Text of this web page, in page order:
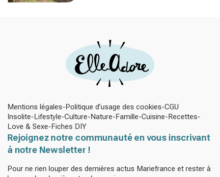
Mentions légales Politique d’usage des cookies CGU
Insolite Lifestyle Culture Nature Famille Cuisine Recettes
Love & Sexe Fiches DIY
Rejoignez notre communauté en vous inscrivant
à notre Newsletter !
Pour ne rien louper des dernières actus Mariefrance et rester à